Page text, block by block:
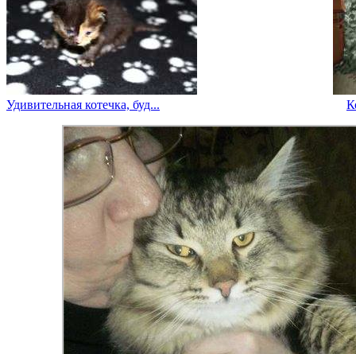
Удивительная котечка, буд...